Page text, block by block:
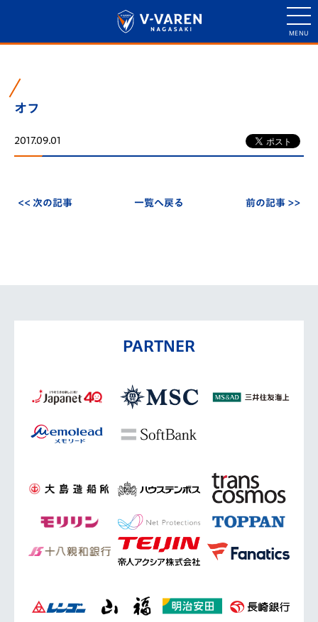
オフ
2017.09.01
<< 次の記事 一覧へ戻る 前の記事 >>
PARTNER